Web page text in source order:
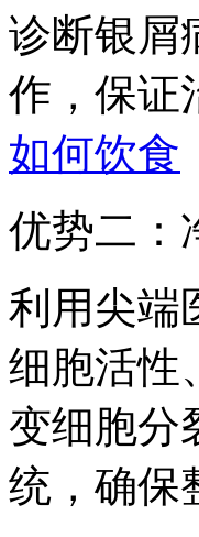
诊断银屑
作，保证
如何饮食
优势二：
利用尖端
细胞活性
变细胞分
统，确保